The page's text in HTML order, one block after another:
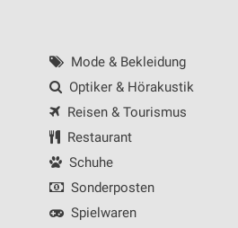
Mode & Bekleidung
Optiker & Hörakustik
Reisen & Tourismus
Restaurant
Schuhe
Sonderposten
Spielwaren